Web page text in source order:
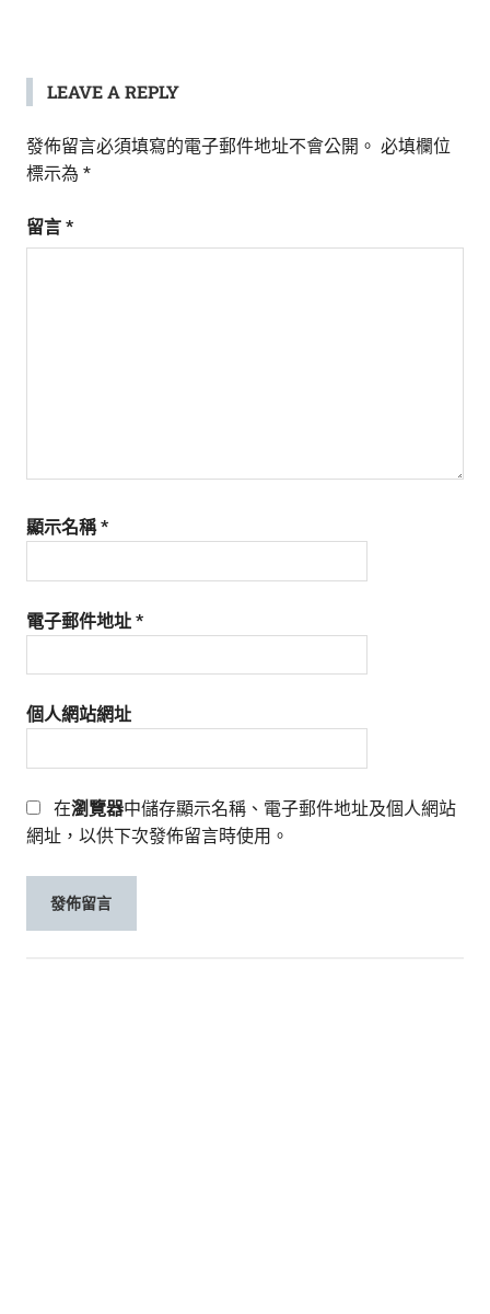
LEAVE A REPLY
發佈留言必須填寫的電子郵件地址不會公開。 必填欄位
標示為 *
留言 *
顯示名稱*
電子郵件地址 *
個人網站網址
在瀏覽器中儲存顯示名稱、電子郵件地址及個人網站
網址，以供下次發佈留言時使用。